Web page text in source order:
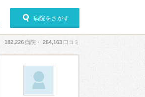
病院をさがす
182,226病院・ 264,163 口コミ